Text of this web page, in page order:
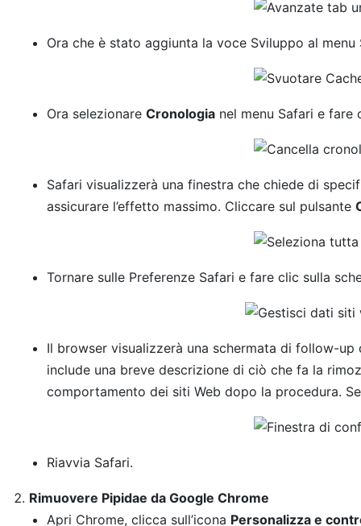
Ora che è stato aggiunta la voce Sviluppo al
Ora selezionare Cronologianel menu Safari e fare
Safari visualizzerà una finestra che chiede di
assicurare l’effetto massimo. Cliccare sul pulsante
Tornare sulle Preferenze Safari e fare clic sulla
Il browser visualizzerà una schermata di follow-
include una breve descrizione di ciò che fa la
comportamento dei siti Web dopo la procedura.
Riavvia Safari.
Rimuovere Pipidae da Google Chrome
Apri Chrome, clicca sull’icona Personalizza e